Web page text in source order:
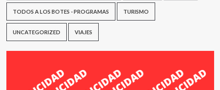
TODOS A LOS BOTES - PROGRAMAS TURISMO
UNCATEGORIZED VIAJES